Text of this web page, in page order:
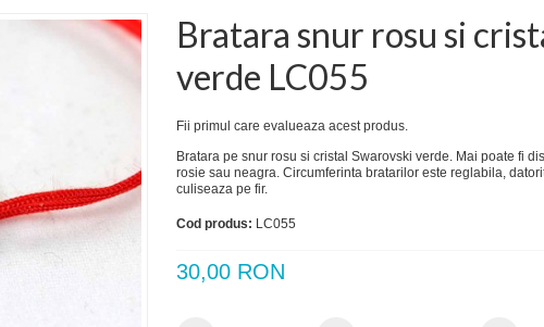
Bratara snur rosu si
verde LC055
Fii primul care evalueaza acest produs.
Bratara pe snur rosu si cristal Swarovski verde. Mai poate fi
rosie sau neagra. Circumferinta bratarilor este reglabila,
culiseaza pe fir.
Cod produs: LC055
30,00 RON